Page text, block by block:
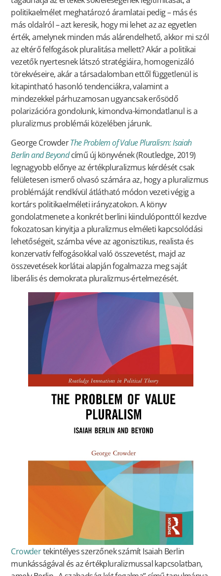
politikaelmélet meghatározó áramlatai pedig – más és
más oldalról – azt keresik, hogy mi lehet az az egyetlen
érték, amelynek minden más alárendelhető, akkor mi szól
az eltérő felfogások pluralitása mellett? Akár a politikai
vezetők nyertesnek látszó stratégiáira, homogenizáló
törekvéseire, akár a társadalomban ettől függetlenül is
kitapintható hasonló tendenciákra, valamint a
mindezekkel párhuzamosan ugyancsak erősödő
polarizációra gondolunk, kimondva-kimondatlanul is a
pluralizmus problémái közelében járunk.
George CrowderThe Problem of Value Pluralism: Isaiah
Berlin and Beyondcímű új könyvének (Routledge, 2019)
legnagyobb előnye az értékpluralizmus kérdését csak
felületesen ismerő olvasó számára az, hogy a pluralizmus
problémáját rendkívül átlátható módon vezeti végig a
kortárs politikaelméleti irányzatokon. A könyv
gondolatmenete a konkrét berlini kiindulóponttól kezdve
fokozatosan kinyitja a pluralizmus elméleti kapcsolódási
lehetőségeit, számba véve az agonisztikus, realista és
konzervatív felfogásokkal való összevetést, majd az
összevetések korlátai alapján fogalmazza meg saját
liberális és demokrata pluralizmus-értelmezését.
Crowdertekintélyes szerzőnek számít Isaiah Berlin
munkásságával és az értékpluralizmussal kapcsolatban,